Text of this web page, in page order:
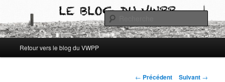
contenu
principalArchives blog VWPP
Les archives du blog des étudiants du Vassar-Wesleyan Programme à Paris
principal
Retour vers le blog du VWPP
Navigation
← Précédent Suivant →